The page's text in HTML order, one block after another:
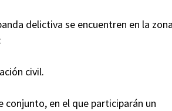
delictiva se encuentren en la
civil.
en el que participarán un